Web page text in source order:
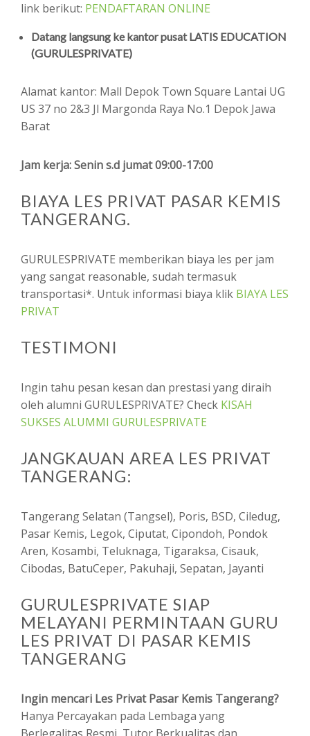
link berikut: PENDAFTARAN ONLINE
Datang langsung ke kantor pusat LATIS EDUCATION
(GURULESPRIVATE)
Alamat kantor: Mall Depok Town Square Lantai UG
US 37 no 2&3 Jl Margonda Raya No.1 Depok Jawa
Barat
Jam kerja: Senin s.d jumat 09:00-17:00
BIAYA LES PRIVAT PASAR KEMIS
TANGERANG.
GURULESPRIVATE memberikan biaya les per jam
yang sangat reasonable, sudah termasuk
transportasi*. Untuk informasi biaya klik BIAYA LES
PRIVAT
TESTIMONI
Ingin tahu pesan kesan dan prestasi yang diraih
oleh alumni GURULESPRIVATE? Check KISAH
SUKSES ALUMMI GURULESPRIVATE
JANGKAUAN AREA LES PRIVAT
TANGERANG:
Tangerang Selatan (Tangsel), Poris, BSD, Ciledug,
Pasar Kemis, Legok, Ciputat, Cipondoh, Pondok
Aren, Kosambi, Teluknaga, Tigaraksa, Cisauk,
Cibodas, BatuCeper, Pakuhaji, Sepatan, Jayanti
GURULESPRIVATE SIAP
MELAYANI PERMINTAAN GURU
LES PRIVAT DI PASAR KEMIS
TANGERANG
Ingin mencari Les Privat Pasar Kemis Tangerang?
Hanya Percayakan pada Lembaga yang